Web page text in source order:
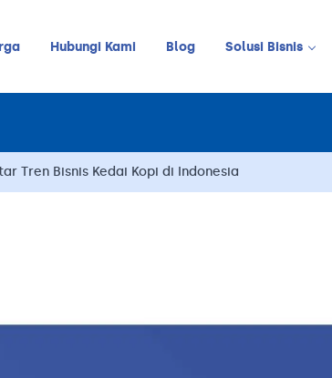
Online Order Management
Hubungi Kami Blog Solusi Bisnis
Tren Bisnis Kedai Kopi di Indonesia